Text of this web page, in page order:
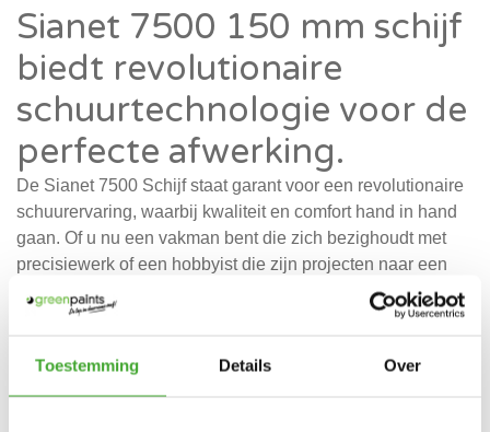
Toestemming Details Over
Sianet 7500 150 mm schijf
biedt revolutionaire
schuurtechnologie voor de
perfecte afwerking.
De Sianet 7500 Schijf staat garant voor een revolutionaire
schuurervaring, waarbij kwaliteit en comfort hand in hand
gaan. Of u nu een vakman bent die zich bezighoudt met
precisiewerk of een hobbyist die zijn projecten naar een
professioneel niveau wil tillen, deze schuurschijf biedt de
perfecte combinatie van efficiëntie en resultaat. Door de
volledige oppervlakte.